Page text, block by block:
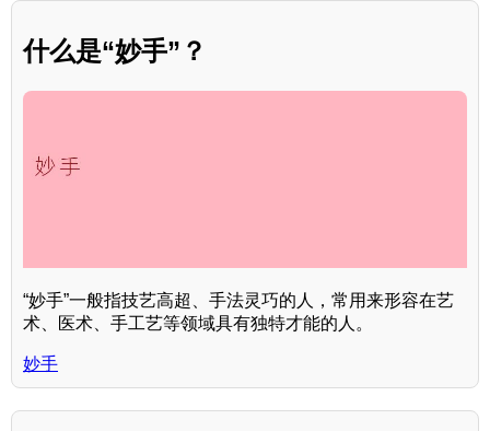
什么是“妙手”？
“妙手”一般指技艺高超、手法灵巧的人，常用来形容在艺
术、医术、手工艺等领域具有独特才能的人。
妙手